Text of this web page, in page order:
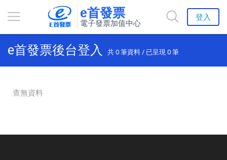
e首發票
電子發票加值中心
登入
e首發票後台登入 共 0 筆資料 / 已呈現 0 筆
查無資料